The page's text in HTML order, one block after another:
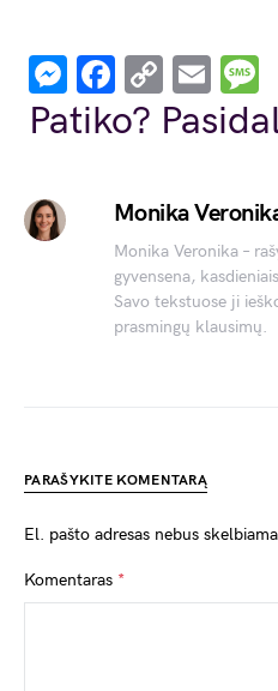
Messenger
Facebook
Copy
Link
Patiko?
Monika
Monika Veronika –
gyvensena,
Savo tekstuose ji
prasmingų klausimų.
PARAŠYKITE KOMENTARĄ
El. pašto adresas nebus
Komentaras *